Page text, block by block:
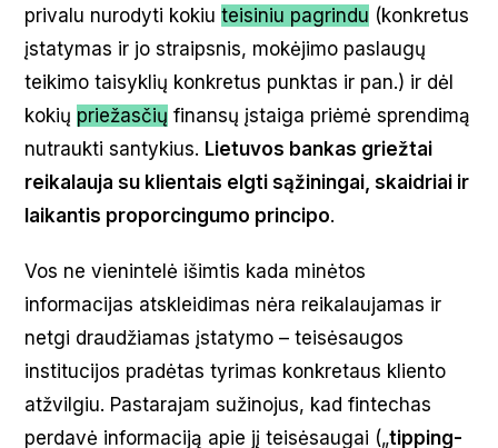
privalu nurodyti kokiuteisiniu pagrindu (konkretus
įstatymas ir jo straipsnis, mokėjimo paslaugų
teikimo taisyklių konkretus punktas ir pan.) ir dėl
kokių priežasčių finansų įstaiga priėmė sprendimą
nutraukti santykius. Lietuvos bankas griežtai
reikalauja su klientais elgti sąžiningai, skaidriai ir
laikantis proporcingumo principo.
Vos ne vienintelė išimtis kada minėtos
informacijas atskleidimas nėra reikalaujamas ir
netgi draudžiamas įstatymo – teisėsaugos
institucijos pradėtas tyrimas konkretaus kliento
atžvilgiu. Pastarajam sužinojus, kad fintechas
perdavė informaciją apie jį teisėsaugai („tipping-